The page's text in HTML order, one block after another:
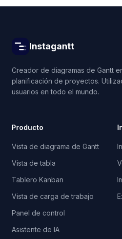
Instagantt
Creador de diagramas de Gantt
planificación de proyectos.
usuarios en todo el mundo.
Producto
Vista de diagrama de Gantt
Vista de tabla
Tablero Kanban
Vista de carga de trabajo
Panel de control
Asistente de IA